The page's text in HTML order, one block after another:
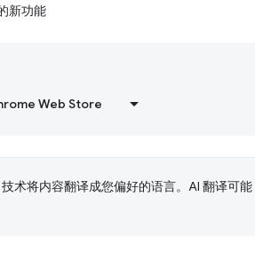
新功能
Web Store
术将内容翻译成您偏好的语言。AI 翻译可能